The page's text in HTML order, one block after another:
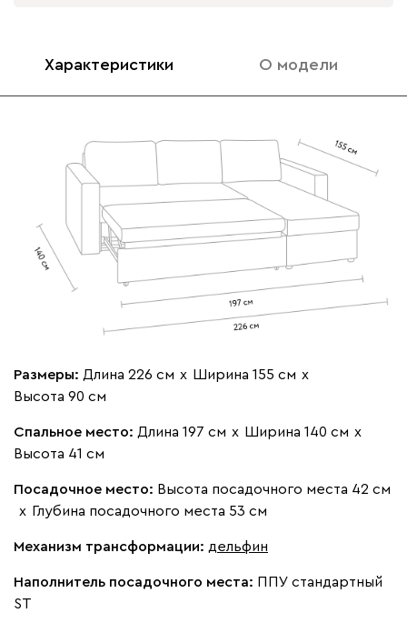
Характеристики О модели
Размеры: Длина 226 см х Ширина 155 см х
Высота 90 см
Спальное место: Длина 197 см х Ширина 140 см х
Высота 41 см
Посадочное место: Высота посадочного места 42 см
х Глубина посадочного места 53 см
Механизм трансформации: дельфин
Наполнитель посадочного места: ППУ стандартный
ST